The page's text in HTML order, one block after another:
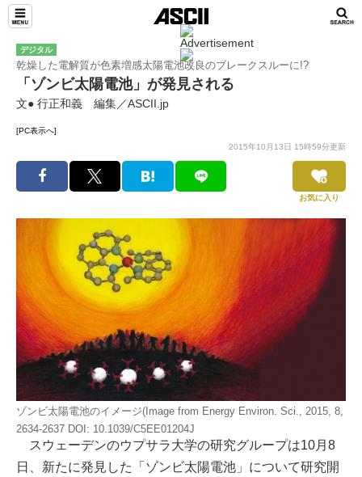
デジタル
乾燥した電解質が色素増感太陽電池改良のブレークスルーに!?
「ゾンビ太陽電池」が発見される
文● 行正和義 編集／ASCII.jp
[PC表示へ]
2015年10月13日 15時59分更新
お気に入り
ゾンビ太陽電池のイメージ(Image from Energy Environ. Sci., 2015, 8,
2634-2637 DOI: 10.1039/C5EE01204J
スウェーデンのウプサラ大学の研究グループは10月8
日、新たに発見した「ゾンビ太陽電池」について研究開